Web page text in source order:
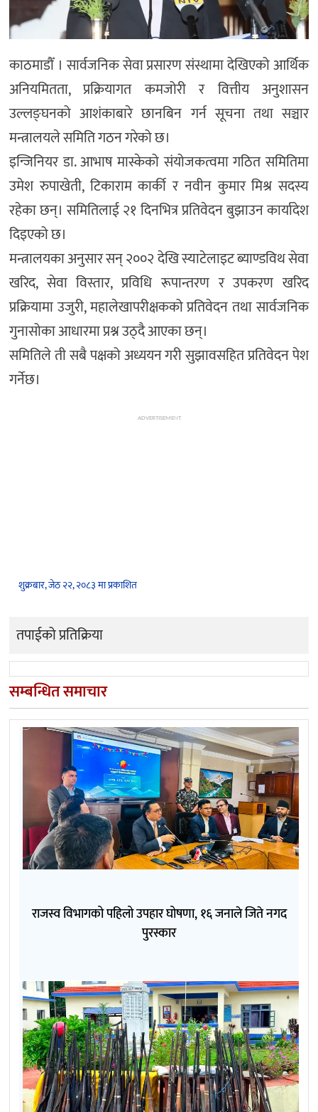
काठमाडौँ । सार्वजनिक सेवा प्रसारण संस्थामा देखिएको आर्थिक
अनियमितता, प्रक्रियागत कमजोरी र वित्तीय अनुशासन
उल्लङ्घनको आशंकाबारे छानबिन गर्न सूचना तथा सञ्चार
मन्त्रालयले समिति गठन गरेको छ।
इन्जिनियर डा. आभाष मास्केको संयोजकत्वमा गठित समितिमा
उमेश रुपाखेती, टिकाराम कार्की र नवीन कुमार मिश्र सदस्य
रहेका छन्। समितिलाई २१ दिनभित्र प्रतिवेदन बुझाउन कार्यादेश
दिइएको छ।
मन्त्रालयका अनुसार सन् २००२ देखि स्याटेलाइट ब्याण्डविथ सेवा
खरिद, सेवा विस्तार, प्रविधि रूपान्तरण र उपकरण खरिद
प्रक्रियामा उजुरी, महालेखापरीक्षकको प्रतिवेदन तथा सार्वजनिक
गुनासोका आधारमा प्रश्न उठ्दै आएका छन्।
समितिले ती सबै पक्षको अध्ययन गरी सुझावसहित प्रतिवेदन पेश
गर्नेछ।
ADVERTISEMENT
शुक्रबार, जेठ २२, २०८३ मा प्रकाशित
तपाईको प्रतिक्रिया
सम्बन्धित समाचार
राजस्व विभागको पहिलो उपहार घोषणा, १६ जनाले जिते नगद
पुरस्कार